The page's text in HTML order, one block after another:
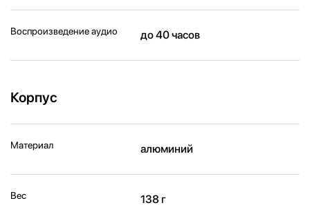
Воспроизведение аудио до 40 часов
Корпус
Материал алюминий
Вес 138 г